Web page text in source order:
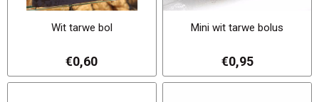
Wit tarwe bol
€0,60
Mini wit tarwe bolus
€0,95